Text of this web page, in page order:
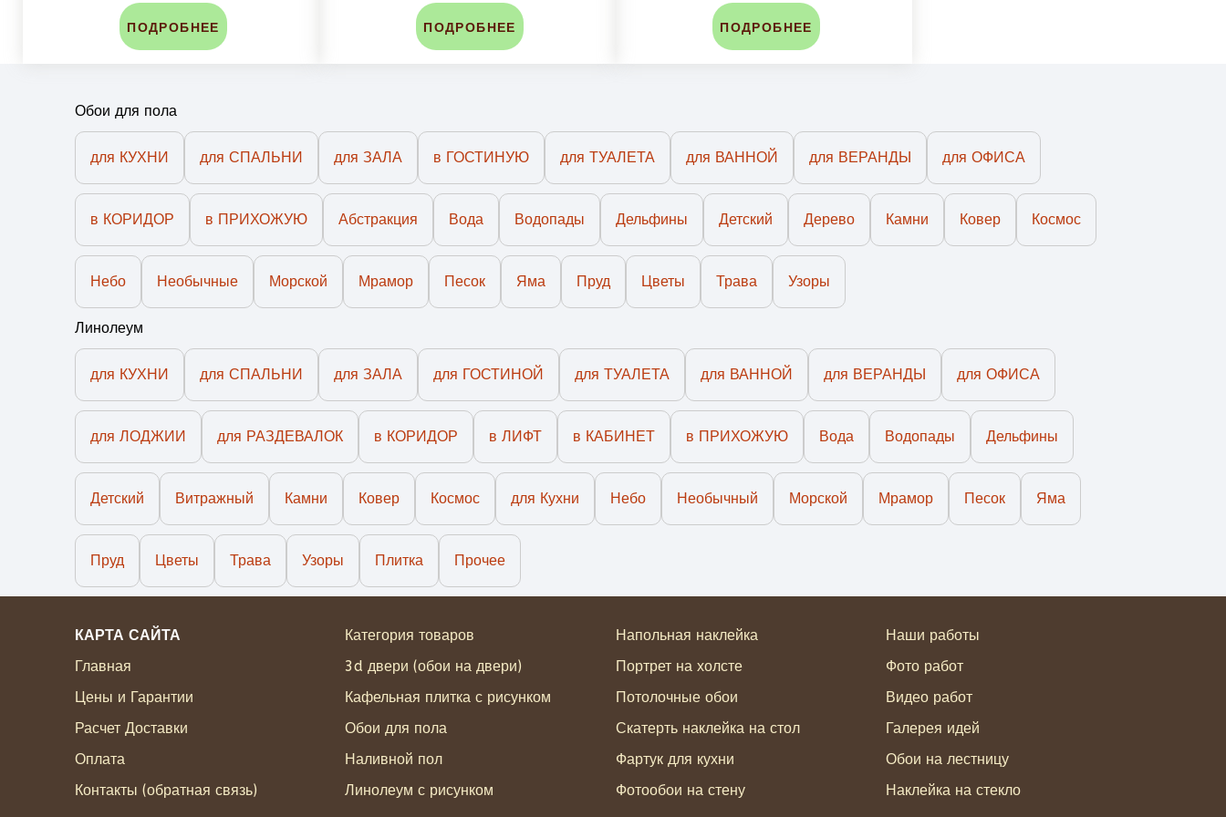
ПОДРОБНЕЕ ПОДРОБНЕЕ ПОДРОБНЕЕ
Обои для пола
для КУХНИ для СПАЛЬНИ для ЗАЛА в ГОСТИНУЮ для ТУАЛЕТА для ВАННОЙ для ВЕРАНДЫ для ОФИСА
в КОРИДОР в ПРИХОЖУЮ Абстракция Вода Водопады Дельфины Детский Дерево Камни Ковер Космос
Небо Необычные Морской Мрамор Песок Яма Пруд Цветы Трава Узоры
Линолеум
для КУХНИ для СПАЛЬНИ для ЗАЛА для ГОСТИНОЙ для ТУАЛЕТА для ВАННОЙ для ВЕРАНДЫ для ОФИСА
для ЛОДЖИИ для РАЗДЕВАЛОК в КОРИДОР в ЛИФТ в КАБИНЕТ в ПРИХОЖУЮ Вода Водопады Дельфины
Детский Витражный Камни Ковер Космос для Кухни Небо Необычный Морской Мрамор Песок Яма
Пруд Цветы Трава Узоры Плитка Прочее
КАРТА САЙТА
Главная
Цены и Гарантии
Расчет Доставки
Оплата
Контакты (обратная связь)
Категория товаров
3d двери (обои на двери)
Кафельная плитка с рисунком
Обои для пола
Наливной пол
Линолеум с рисунком
Напольная наклейка
Портрет на холсте
Потолочные обои
Скатерть наклейка на стол
Фартук для кухни
Фотообои на стену
Наши работы
Фото работ
Видео работ
Галерея идей
Обои на лестницу
Наклейка на стекло